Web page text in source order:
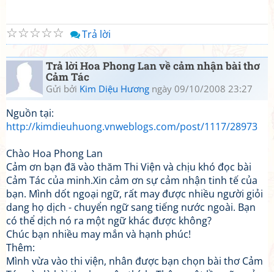
☆
☆
☆
☆
☆ Trả lời
Trả lời Hoa Phong Lan về cảm nhận bài thơ
Cảm Tác
Gửi bởi Kim Diệu Hương ngày 09/10/2008 23:27
Nguồn tại:
http://kimdieuhuong.vnweblogs.com/post/1117/28973
Chào Hoa Phong Lan
Cảm ơn bạn đã vào thăm Thi Viện và chịu khó đọc bài
Cảm Tác của minh.Xin cảm ơn sự cảm nhận tinh tế của
bạn. Mình dốt ngoại ngữ, rất may được nhiều người giỏi
dang họ dịch - chuyển ngữ sang tiếng nước ngoài. Bạn
có thể dịch nó ra một ngữ khác được không?
Chúc bạn nhiều may mắn và hạnh phúc!
Thêm:
Mình vừa vào thi viện, nhân được bạn chọn bài thơ Cảm